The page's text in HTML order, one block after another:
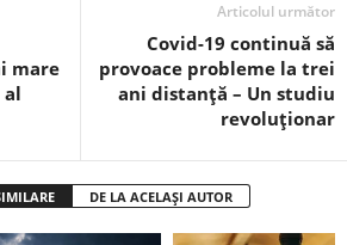
mare
Articolul următor
Covid-19 continuă să
provoace probleme la trei
ani distanță – Un studiu
revoluționar
DE LA ACELAȘI AUTOR